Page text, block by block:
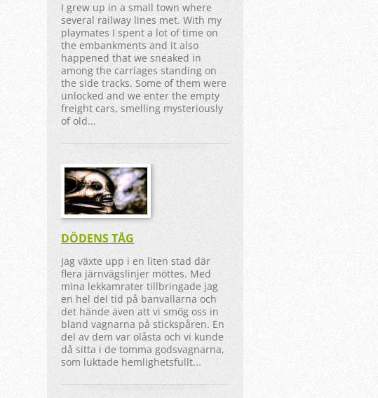
I grew up in a small town where
several railway lines met. With my
playmates I spent a lot of time on
the embankments and it also
happened that we sneaked in
among the carriages standing on
the side tracks. Some of them were
unlocked and we enter the empty
freight cars, smelling mysteriously
of old...
DÖDENS TÅG
Jag växte upp i en liten stad där
flera järnvägslinjer möttes. Med
mina lekkamrater tillbringade jag
en hel del tid på banvallarna och
det hände även att vi smög oss in
bland vagnarna på stickspåren. En
del av dem var olåsta och vi kunde
då sitta i de tomma godsvagnarna,
som luktade hemlighetsfullt...